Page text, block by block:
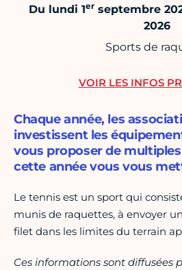
Du lundi 1er septembre
2026
Sports de
Chaque année, les
investissent les
vous proposer de
cette année vous vous
Le tennis est un sport qui
munis de raquettes, à envoyer
filet dans les limites du terrain
Ces informations sont diffusées
VOIR LES INFOS